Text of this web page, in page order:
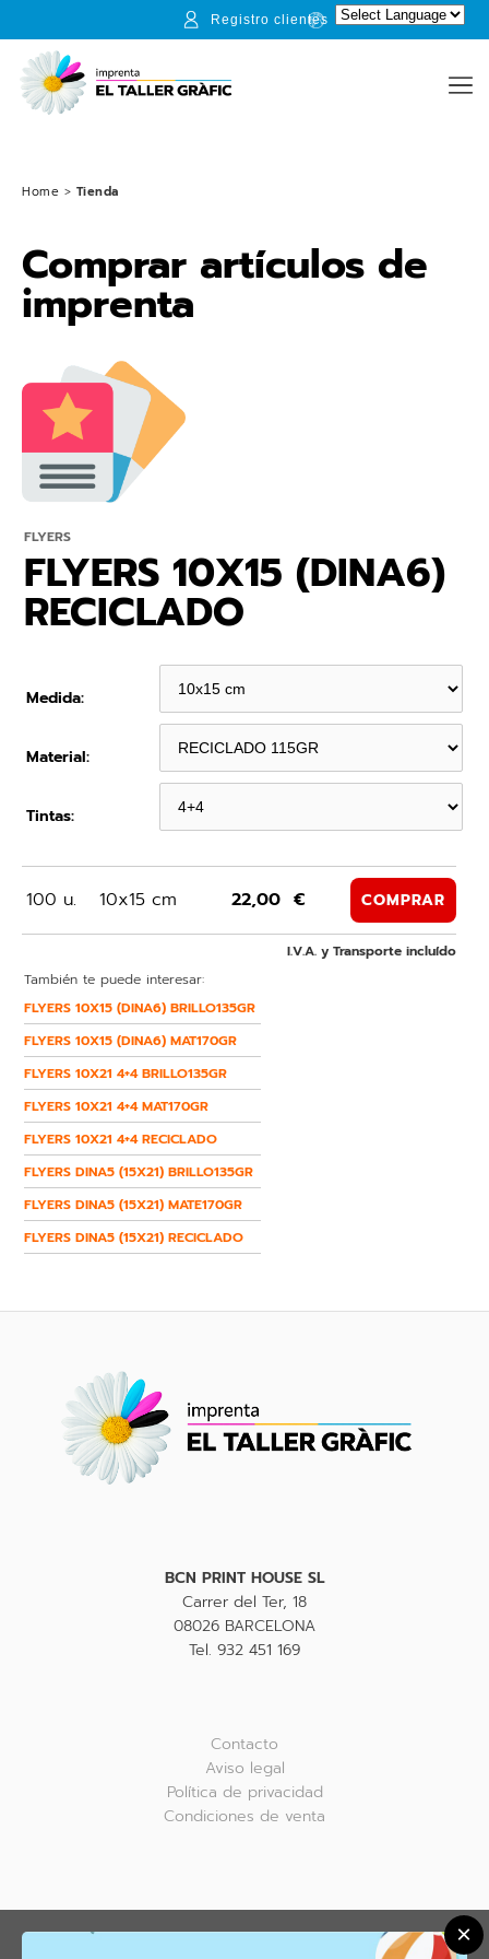
Registro clientes
Home > Tienda
Comprar artículos de
imprenta
FLYERS
FLYERS 10X15 (DINA6)
RECICLADO
Medida:
Material:
Tintas:
100 u. 10x15 cm 22,00 € COMPRAR
I.V.A. y Transporte incluído
También te puede interesar:
FLYERS 10X15 (DINA6) BRILLO135GR
FLYERS 10X15 (DINA6) MAT170GR
FLYERS 10X21 4+4 BRILLO135GR
FLYERS 10X21 4+4 MAT170GR
FLYERS 10X21 4+4 RECICLADO
FLYERS DINA5 (15X21) BRILLO135GR
FLYERS DINA5 (15X21) MATE170GR
FLYERS DINA5 (15X21) RECICLADO
BCN PRINT HOUSE SL
Carrer del Ter, 18
08026 BARCELONA
Tel. 932 451 169
Contacto
Aviso legal
Política de privacidad
Condiciones de venta
×